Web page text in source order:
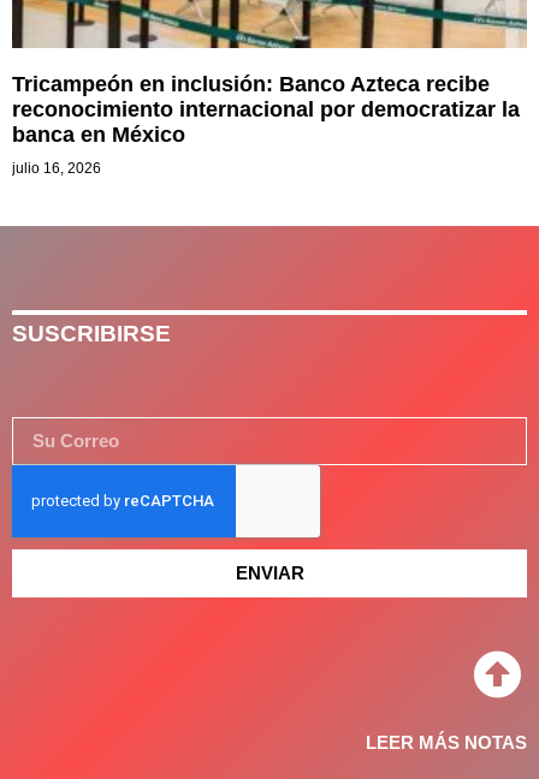
Tricampeón en inclusión: Banco Azteca recibe
reconocimiento internacional por democratizar la
banca en México
julio 16, 2026
SUSCRIBIRSE
ENVIAR
LEER MÁS NOTAS